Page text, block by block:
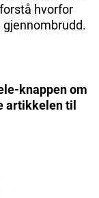
hvorfor
gjennombrudd.
knappen om
artikkelen til